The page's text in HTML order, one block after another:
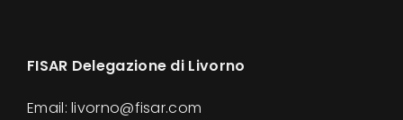
FISAR Delegazione di Livorno
Email: livorno@fisar.com